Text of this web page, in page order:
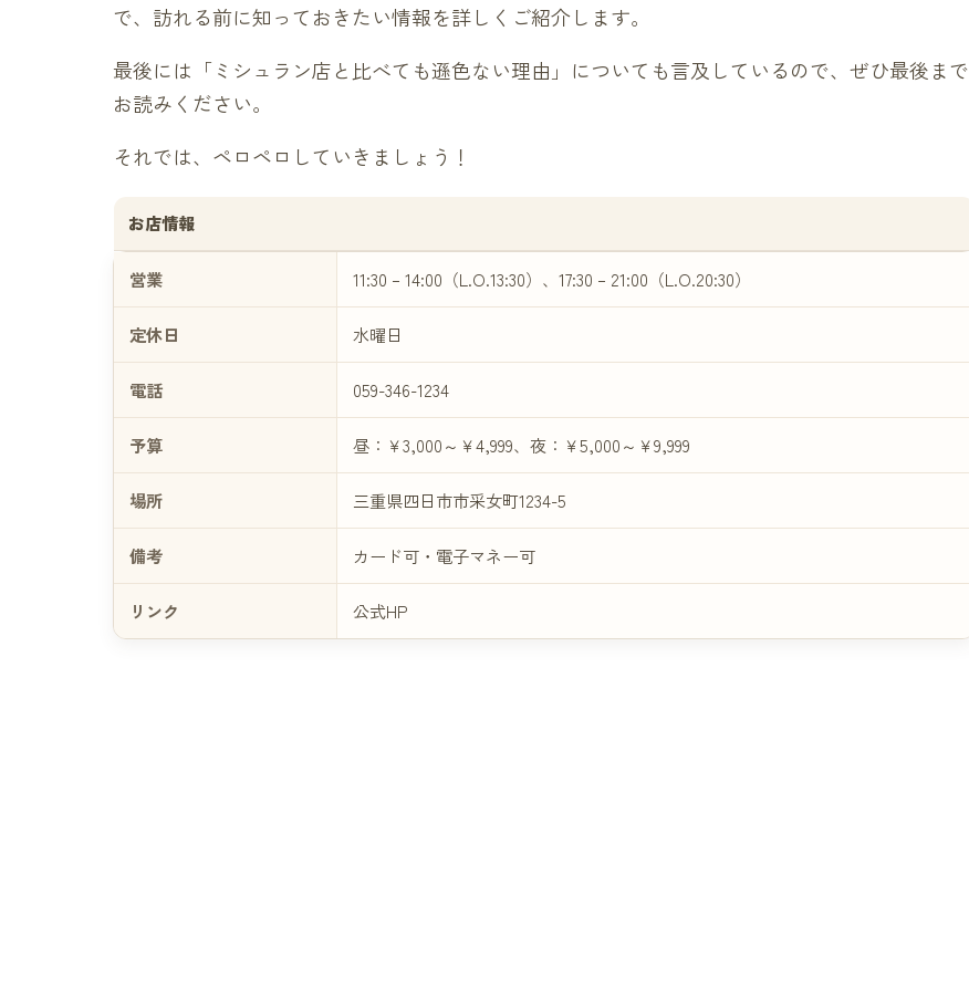
で、訪れる前に知っておきたい情報を詳しくご紹介します。
最後には「ミシュラン店と比べても遜色ない理由」についても言及しているので、ぜひ最後まで
お読みください。
それでは、ペロペロしていきましょう！
お店情報
営業 11:30 – 14:00（L.O.13:30）、17:30 – 21:00（L.O.20:30）
定休日 水曜日
電話 059-346-1234
予算 昼：￥3,000～￥4,999、夜：￥5,000～￥9,999
場所 三重県四日市市采女町1234-5
備考 カード可・電子マネー可
リンク 公式HP